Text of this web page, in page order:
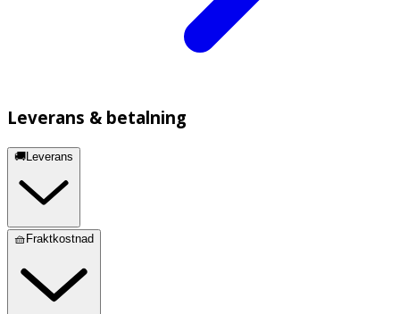
Leverans & betalning
🚚Leverans
🧺Fraktkostnad